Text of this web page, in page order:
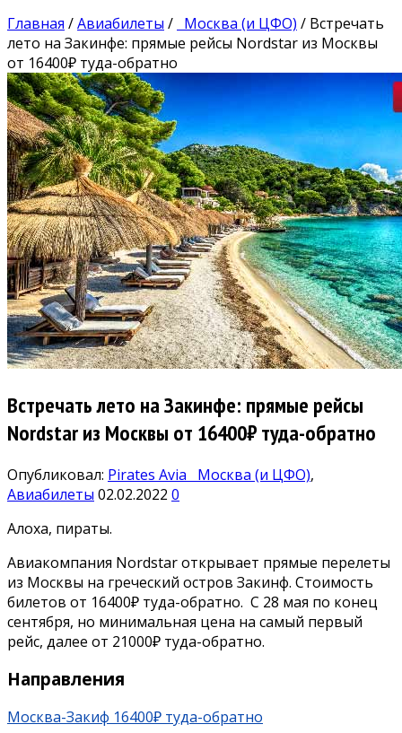
Главная /Авиабилеты / Москва (и ЦФО) / Встречать
лето на Закинфе: прямые рейсы Nordstar из Москвы
от 16400₽ туда-обратно
Встречать лето на Закинфе: прямые рейсы
Nordstar из Москвы от 16400₽ туда-обратно
Опубликовал: Pirates Avia Москва (и ЦФО),
Авиабилеты 02.02.2022 0
Алоха, пираты.
Авиакомпания Nordstar открывает прямые перелеты
из Москвы на греческий остров Закинф. Стоимость
билетов от 16400₽ туда-обратно. С 28 мая по конец
сентября, но минимальная цена на самый первый
рейс, далее от 21000₽ туда-обратно.
Направления
Москва-Закиф 16400₽ туда-обратно